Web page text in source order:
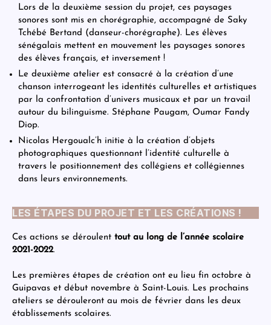
Lors de la deuxième session du projet, ces paysages
sonores sont mis en chorégraphie, accompagné de Saky
Tchébé Bertand (danseur-chorégraphe). Les élèves
sénégalais mettent en mouvement les paysages sonores
des élèves français, et inversement !
Le deuxième atelier est consacré à la création d’une
chanson interrogeant les identités culturelles et artistiques
par la confrontation d’univers musicaux et par un travail
autour du bilinguisme. Stéphane Paugam, Oumar Fandy
Diop.
Nicolas Hergoualc’h initie à la création d’objets
photographiques questionnant l’identité culturelle à
travers le positionnement des collégiens et collégiennes
dans leurs environnements.
LES ÉTAPES DU PROJET ET LES CRÉATIONS !
Ces actions se déroulent tout au long de l’année scolaire
2021-2022.
Les premières étapes de création ont eu lieu fin octobre à
Guipavas et début novembre à Saint-Louis. Les prochains
ateliers se dérouleront au mois de février dans les deux
établissements scolaires.